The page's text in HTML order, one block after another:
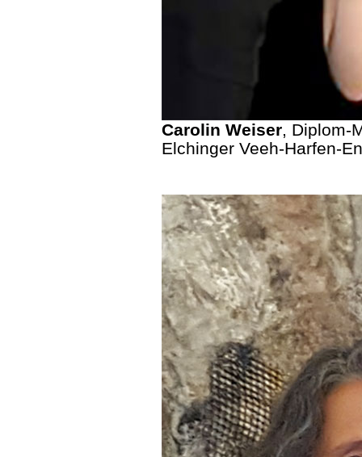
Carolin Weiser, Diplom-
Elchinger Veeh-Harfen-